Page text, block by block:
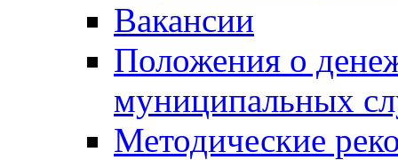
Вакансии
Положения о
муниципальных
Методические